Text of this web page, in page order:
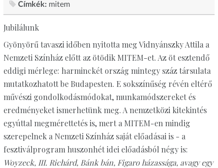
Címkék: mitem
Jubilálunk
Gyönyörű tavaszi időben nyitotta meg Vidnyánszky Attila a
Nemzeti Színház előtt az ötödik MITEM-et. Az öt esztendő
eddigi mérlege: harminckét ország mintegy száz társulata
mutatkozhatott be Budapesten. E sokszínűség révén eltérő
művészi gondolkodásmódokat, munkamódszereket és
eredményeket ismerhetünk meg. A nemzetközi kitekintés
egyúttal megmérettetés is, mert a MITEM-en mindig
szerepelnek a Nemzeti Színház saját előadásai is - a
fesztiválprogram huszonhét idei előadásból négy is:
Woyzeck, III. Richárd, Bánk bán, Figaro házassága, avagy egy